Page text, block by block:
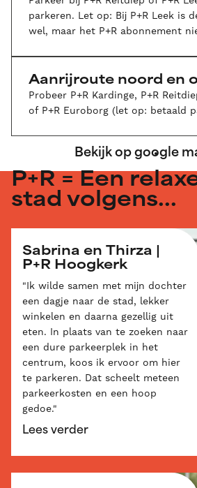
parkeren. Let op: Bij P+R Leek is
wel, maar het P+R abonnement
Aanrijroute noord en
Probeer P+R Kardinge, P+R
of P+R Euroborg (let op: betaald
Bekijk op google
P+R = Een
stad volgens...
Sabrina en Thirza |
P+R Hoogkerk
"Ik wilde samen met mijn dochter
een dagje naar de stad, lekker
winkelen en daarna gezellig uit
eten. In plaats van te zoeken naar
een dure parkeerplek in het
centrum, koos ik ervoor om hier
te parkeren. Dat scheelt meteen
parkeerkosten en een hoop
gedoe."
Lees verder